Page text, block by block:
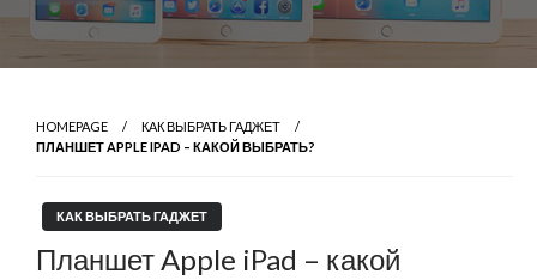
HOMEPAGE
КАК ВЫБРАТЬ ГАДЖЕТ
ПЛАНШЕТ APPLE IPAD – КАКОЙ ВЫБРАТЬ?
КАК ВЫБРАТЬ ГАДЖЕТ
Планшет Apple iPad – какой